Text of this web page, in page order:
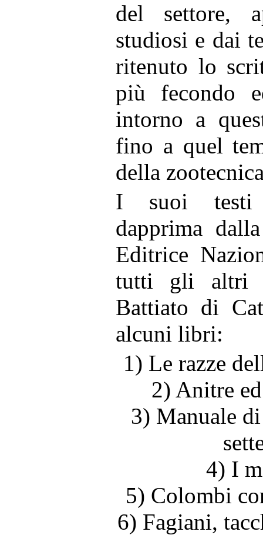
del settore,
studiosi e dai
ritenuto lo
più fecondo
intorno a
fino a quel
della
I suoi testi
dapprima
Editrice
tutti gli altri
Battiato di
alcuni libri:
1) Le razze
2) Anitre
3) Manuale
4) I
5) Colombi
6) Fagiani,